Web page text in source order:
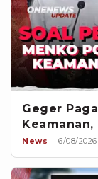
Geger
News 6/08/2026